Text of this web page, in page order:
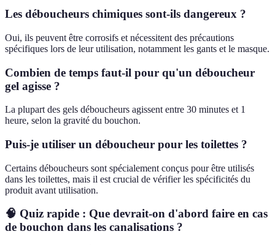
Les déboucheurs chimiques sont-ils dangereux ?
Oui, ils peuvent être corrosifs et nécessitent des précautions
spécifiques lors de leur utilisation, notamment les gants et le masque.
Combien de temps faut-il pour qu'un déboucheur
gel agisse ?
La plupart des gels déboucheurs agissent entre 30 minutes et 1
heure, selon la gravité du bouchon.
Puis-je utiliser un déboucheur pour les toilettes ?
Certains déboucheurs sont spécialement conçus pour être utilisés
dans les toilettes, mais il est crucial de vérifier les spécificités du
produit avant utilisation.
🧠 Quiz rapide : Que devrait-on d'abord faire en cas
de bouchon dans les canalisations ?